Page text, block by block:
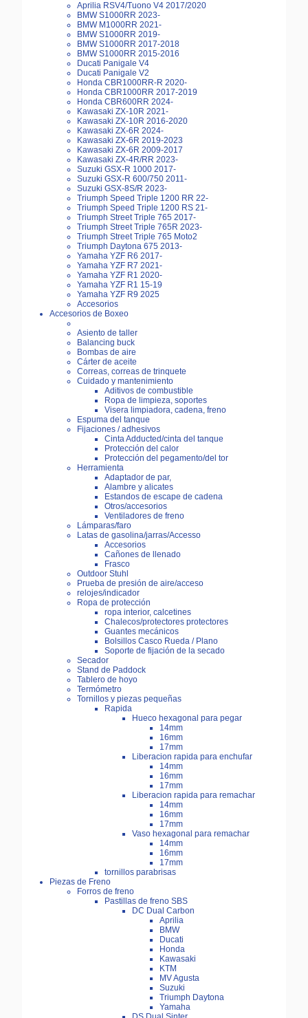
Aprilia RSV4/Tuono V4 2017/2020
BMW S1000RR 2023-
BMW M1000RR 2021-
BMW S1000RR 2019-
BMW S1000RR 2017-2018
BMW S1000RR 2015-2016
Ducati Panigale V4
Ducati Panigale V2
Honda CBR1000RR-R 2020-
Honda CBR1000RR 2017-2019
Honda CBR600RR 2024-
Kawasaki ZX-10R 2021-
Kawasaki ZX-10R 2016-2020
Kawasaki ZX-6R 2024-
Kawasaki ZX-6R 2019-2023
Kawasaki ZX-6R 2009-2017
Kawasaki ZX-4R/RR 2023-
Suzuki GSX-R 1000 2017-
Suzuki GSX-R 600/750 2011-
Suzuki GSX-8S/R 2023-
Triumph Speed Triple 1200 RR 22-
Triumph Speed Triple 1200 RS 21-
Triumph Street Triple 765 2017-
Triumph Street Triple 765R 2023-
Triumph Street Triple 765 Moto2
Triumph Daytona 675 2013-
Yamaha YZF R6 2017-
Yamaha YZF R7 2021-
Yamaha YZF R1 2020-
Yamaha YZF R1 15-19
Yamaha YZF R9 2025
Accesorios
Accesorios de Boxeo
Asiento de taller
Balancing buck
Bombas de aire
Cárter de aceite
Correas, correas de trinquete
Cuidado y mantenimiento
Aditivos de combustible
Ropa de limpieza, soportes
Visera limpiadora, cadena, freno
Espuma del tanque
Fijaciones / adhesivos
Cinta Adducted/cinta del tanque
Protección del calor
Protección del pegamento/del tor
Herramienta
Adaptador de par,
Alambre y alicates
Estandos de escape de cadena
Otros/accesorios
Ventiladores de freno
Lámparas/faro
Latas de gasolina/jarras/Accesso
Accesorios
Cañones de llenado
Frasco
Outdoor Stuhl
Prueba de presión de aire/acceso
relojes/indicador
Ropa de protección
ropa interior, calcetines
Chalecos/protectores protectores
Guantes mecánicos
Bolsillos Casco Rueda / Plano
Soporte de fijación de la secado
Secador
Stand de Paddock
Tablero de hoyo
Termómetro
Tornillos y piezas pequeñas
Rapida
Hueco hexagonal para pegar
14mm
16mm
17mm
Liberacion rapida para enchufar
14mm
16mm
17mm
Liberacion rapida para remachar
14mm
16mm
17mm
Vaso hexagonal para remachar
14mm
16mm
17mm
tornillos parabrisas
Piezas de Freno
Forros de freno
Pastillas de freno SBS
DC Dual Carbon
Aprilia
BMW
Ducati
Honda
Kawasaki
KTM
MV Agusta
Suzuki
Triumph Daytona
Yamaha